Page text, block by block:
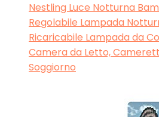
Nestling Luce Notturna
Regolabile Lampada
Ricaricabile Lampada da
Camera da Letto,
Soggiorno